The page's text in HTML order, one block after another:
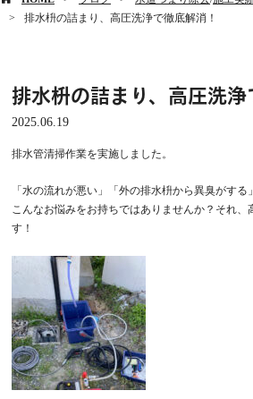
排水枡の詰まり、高圧洗浄で徹底解消！
排水枡の詰まり、高圧洗浄
2025.06.19
排水管清掃作業を実施しました。
「水の流れが悪い」「外の排水枡から異臭がする」
こんなお悩みをお持ちではありませんか？それ、
す！